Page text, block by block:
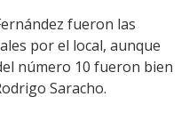
fueron las
por el local, aunque
número 10 fueron bien
Saracho.